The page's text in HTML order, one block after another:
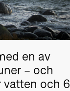
en av
– och
vatten och 6